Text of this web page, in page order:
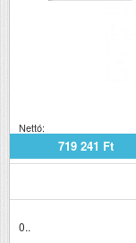
Nettó:
719 241 Ft
0..